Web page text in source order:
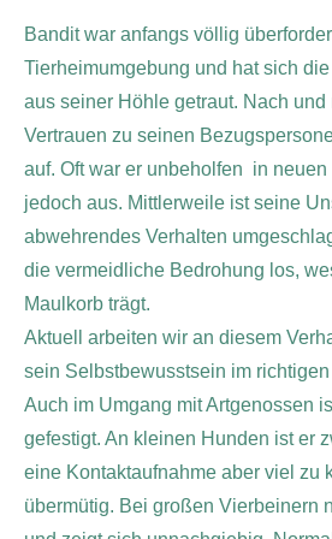
Bandit war anfangs völlig
Tierheimumgebung und hat sich
aus seiner Höhle getraut. Nach und
Vertrauen zu seinen
auf. Oft war er unbeholfen in
jedoch aus. Mittlerweile ist seine
abwehrendes Verhalten
die vermeidliche Bedrohung los,
Maulkorb trägt.
Aktuell arbeiten wir an diesem
sein Selbstbewusstsein im
Auch im Umgang mit Artgenossen
gefestigt. An kleinen Hunden ist er
eine Kontaktaufnahme aber viel zu
übermütig. Bei großen Vierbeinern